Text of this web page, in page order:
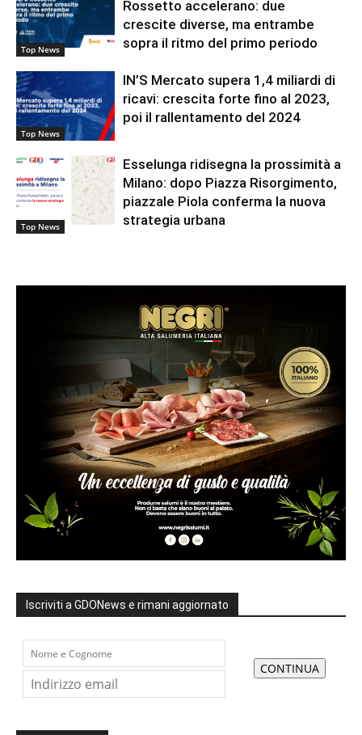
Top News
Rossetto accelerano: due
crescite diverse, ma entrambe
sopra il ritmo del primo periodo
Top News
IN’S Mercato supera 1,4 miliardi di
ricavi: crescita forte fino al 2023,
poi il rallentamento del 2024
Top News
Esselunga ridisegna la prossimità a
Milano: dopo Piazza Risorgimento,
piazzale Piola conferma la nuova
strategia urbana
Iscriviti a GDONews e rimani aggiornato